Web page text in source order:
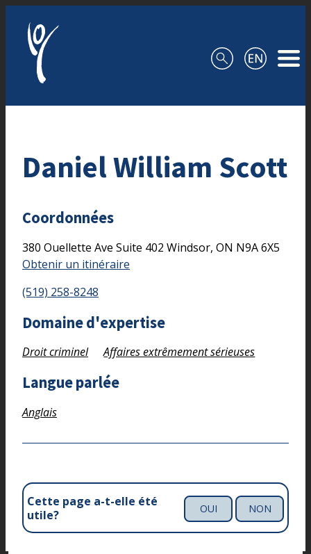
Daniel William Scott
Coordonnées
380 Ouellette Ave Suite 402 Windsor, ON N9A 6X5
Obtenir un itinéraire
(519) 258-8248
Domaine d'expertise
Droit criminel Affaires extrêmement sérieuses
Langue parlée
Anglais
Cette page a-t-elle été
utile?
OUI NON